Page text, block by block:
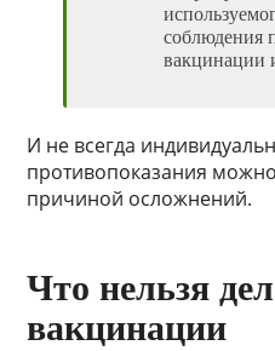
соблюдения
вакцинации
И не всегда
противопоказания
причиной осложнений.
Что нельзя
вакцинации